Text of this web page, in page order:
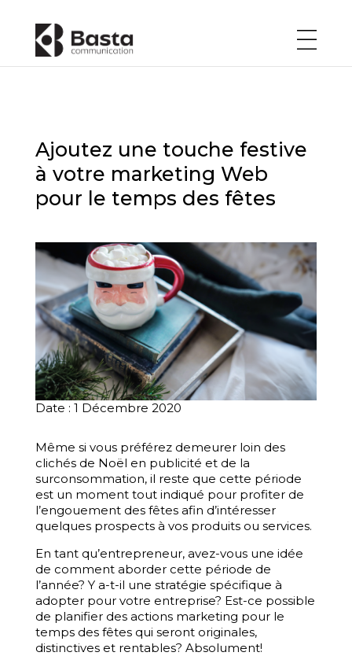
Ajoutez une touche festive
à votre marketing Web
pour le temps des fêtes
Date : 1 Décembre 2020
Même si vous préférez demeurer loin des
clichés de Noël en publicité et de la
surconsommation, il reste que cette période
est un moment tout indiqué pour profiter de
l’engouement des fêtes afin d’intéresser
quelques prospects à vos produits ou services.
En tant qu’entrepreneur, avez-vous une idée
de comment aborder cette période de
l’année? Y a-t-il une stratégie spécifique à
adopter pour votre entreprise? Est-ce possible
de planifier des actions marketing pour le
temps des fêtes qui seront originales,
distinctives et rentables? Absolument!